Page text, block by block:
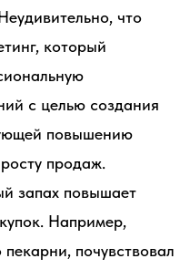
что
который
с целью создания
повышению
продаж.
запах повышает
Например,
почувствовал